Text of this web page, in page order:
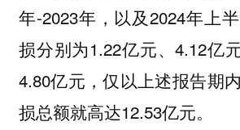
年-2023年，以及2024年上
损分别为1.22亿元、4.12亿
4.80亿元，仅以上述报告期
损总额就高达12.53亿元。